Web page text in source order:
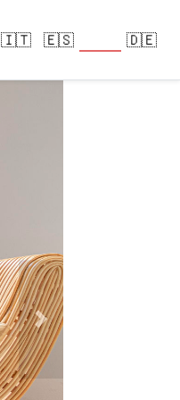
🇮🇹 🇪🇸 🇩🇪